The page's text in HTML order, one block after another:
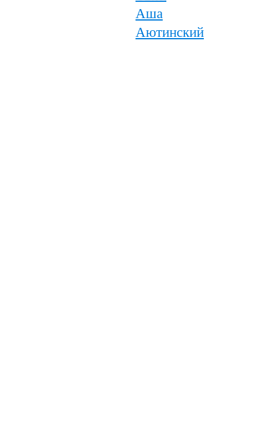
Аша
Аютинский